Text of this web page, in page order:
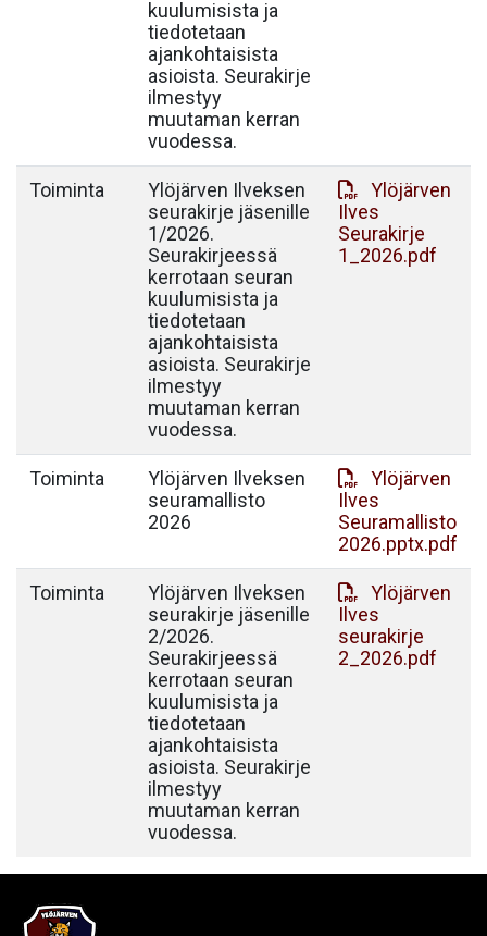
kuulumisista ja
tiedotetaan
ajankohtaisista
asioista. Seurakirje
ilmestyy
muutaman kerran
vuodessa.
Toiminta
Ylöjärven Ilveksen
seurakirje jäsenille
1/2026.
Seurakirjeessä
kerrotaan seuran
kuulumisista ja
tiedotetaan
ajankohtaisista
asioista. Seurakirje
ilmestyy
muutaman kerran
vuodessa.
Ylöjärven
Ilves
Seurakirje
1_2026.pdf
Toiminta
Ylöjärven Ilveksen
seuramallisto
2026
Ylöjärven
Ilves
Seuramallisto
2026.pptx.pdf
Toiminta
Ylöjärven Ilveksen
seurakirje jäsenille
2/2026.
Seurakirjeessä
kerrotaan seuran
kuulumisista ja
tiedotetaan
ajankohtaisista
asioista. Seurakirje
ilmestyy
muutaman kerran
vuodessa.
Ylöjärven
Ilves
seurakirje
2_2026.pdf